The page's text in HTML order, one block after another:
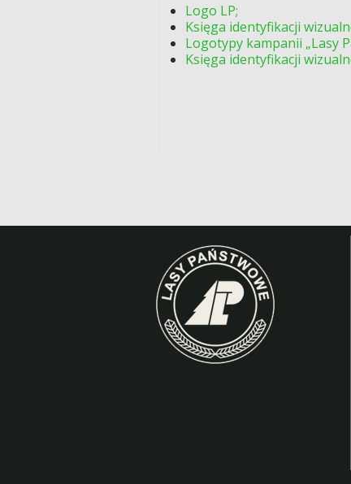
Logo LP;
Księga identyfikacji
Logotypy kampanii „Lasy
Księga identyfikacji